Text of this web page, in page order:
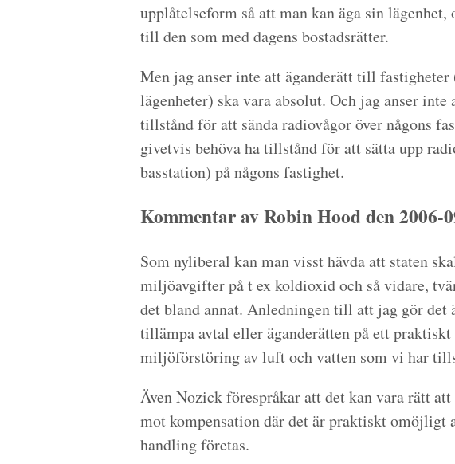
upplåtelseform så att man kan äga sin
till den som med dagens bostadsrätter.
Men jag anser inte att äganderätt till
lägenheter) ska vara absolut. Och jag anser inte
tillstånd för att sända radiovågor över någons
givetvis behöva ha tillstånd för att sätta upp
basstation) på någons fastighet.
Kommentar av Robin Hood den 2006-
Som nyliberal kan man visst hävda att staten
miljöavgifter på t ex koldioxid och så vidare,
det bland annat. Anledningen till att jag gör det
tillämpa avtal eller äganderätten på ett
miljöförstöring av luft och vatten som vi har
Även Nozick förespråkar att det kan vara rätt
mot kompensation där det är praktiskt omöjligt
handling företas.